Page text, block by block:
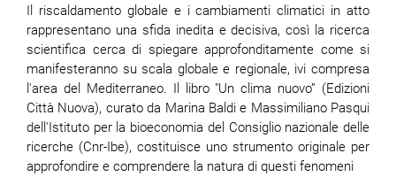
Il riscaldamento globale e i cambiamenti climatici in atto
rappresentano una sfida inedita e decisiva, così la ricerca
scientifica cerca di spiegare approfonditamente come si
manifesteranno su scala globale e regionale, ivi compresa
l'area del Mediterraneo. Il libro "Un clima nuovo” (Edizioni
Città Nuova), curato da Marina Baldi e Massimiliano Pasqui
dell'Istituto per la bioeconomia del Consiglio nazionale delle
ricerche (Cnr-Ibe), costituisce uno strumento originale per
approfondire e comprendere la natura di questi fenomeni